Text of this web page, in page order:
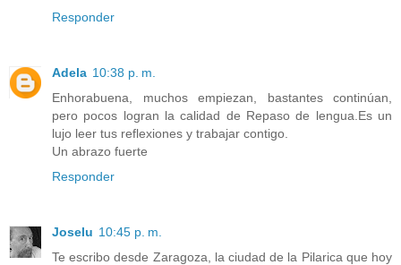
Responder
Adela 10:38 p. m.
Enhorabuena, muchos empiezan, bastantes continúan,
pero pocos logran la calidad de Repaso de lengua.Es un
lujo leer tus reflexiones y trabajar contigo.
Un abrazo fuerte
Responder
Joselu 10:45 p. m.
Te escribo desde Zaragoza, la ciudad de la Pilarica que hoy